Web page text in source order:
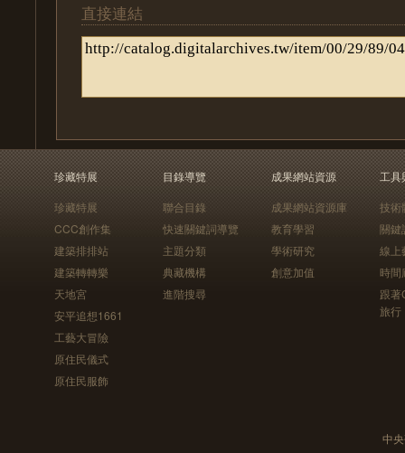
直接連結
珍藏特展
珍藏特展
CCC創作集
建築排排站
建築轉轉樂
天地宮
安平追想1661
工藝大冒險
原住民儀式
原住民服飾
目錄導覽
聯合目錄
快速關鍵詞導覽
主題分類
典藏機構
進階搜尋
成果網站資源
成果網站資源庫
教育學習
學術研究
創意加值
工具
技術
關鍵
線上
時間
跟
旅行
中